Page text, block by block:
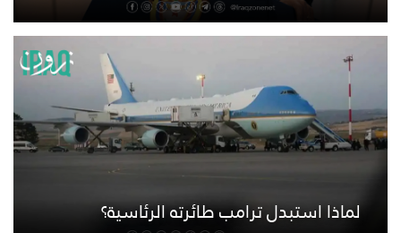
لماذا استبدل ترامب طائرته الرئاسية؟